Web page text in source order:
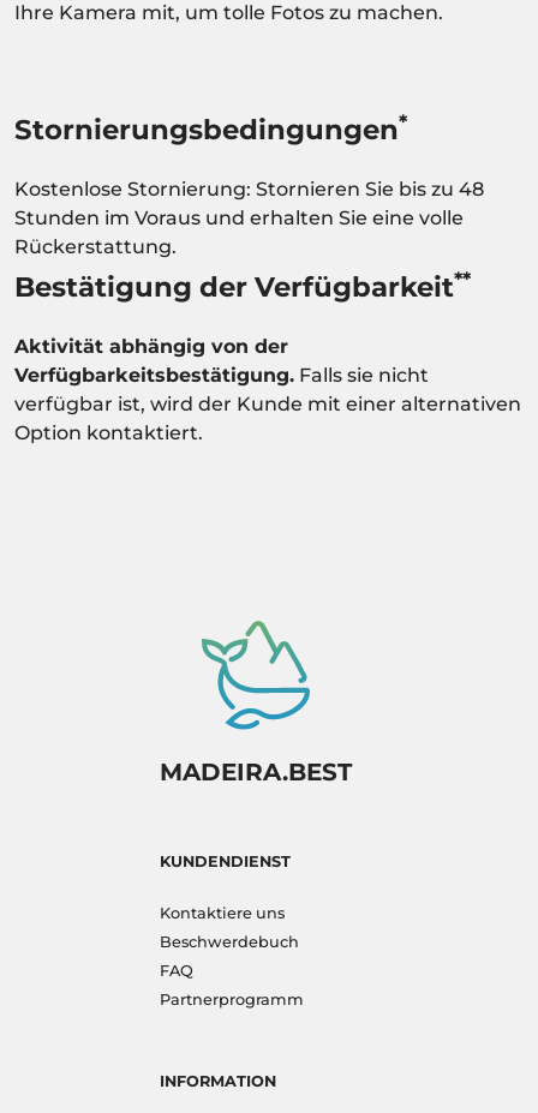
Ihre Kamera mit, um tolle Fotos zu machen.
Stornierungsbedingungen*
Kostenlose Stornierung: Stornieren Sie bis zu 48
Stunden im Voraus und erhalten Sie eine volle
Rückerstattung.
Bestätigung der Verfügbarkeit**
Aktivität abhängig von der
Verfügbarkeitsbestätigung. Falls sie nicht
verfügbar ist, wird der Kunde mit einer alternativen
Option kontaktiert.
MADEIRA.BEST
KUNDENDIENST
Kontaktiere uns
Beschwerdebuch
FAQ
Partnerprogramm
INFORMATION